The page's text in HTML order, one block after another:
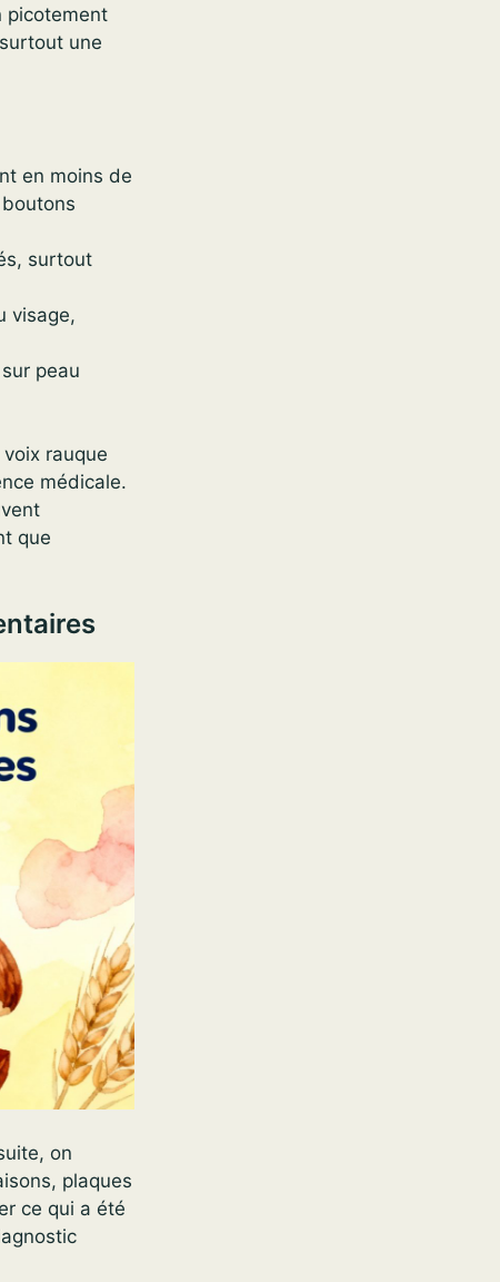
picotement
une
en moins de
surtout
visage,
peau
voix rauque
médicale.
que
on
plaques
ce qui a été